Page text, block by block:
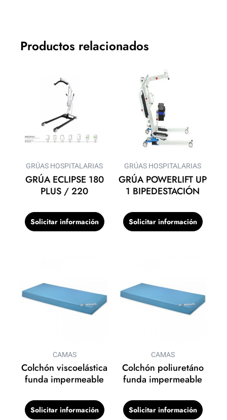
Productos relacionados
GRÚAS HOSPITALARIAS
GRÚA ECLIPSE 180
PLUS / 220
Solicitar información
GRÚAS HOSPITALARIAS
GRÚA POWERLIFT UP
1 BIPEDESTACIÓN
Solicitar información
CAMAS
Colchón viscoelástica
funda impermeable
Solicitar información
CAMAS
Colchón poliuretáno
funda impermeable
Solicitar información